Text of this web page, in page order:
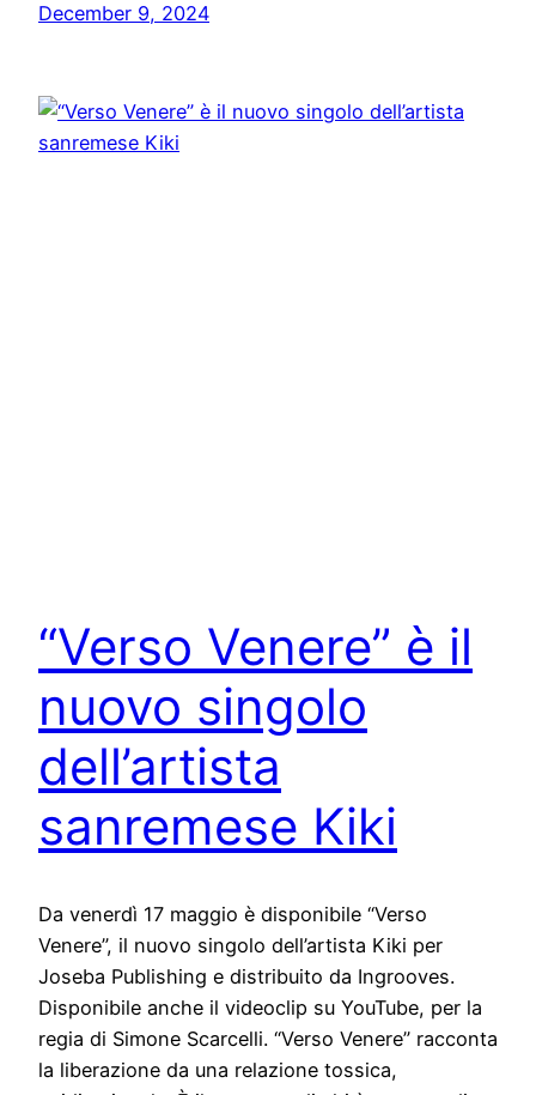
December 9, 2024
“Verso Venere” è il
nuovo singolo
dell’artista
sanremese Kiki
Da venerdì 17 maggio è disponibile “Verso
Venere”, il nuovo singolo dell’artista Kiki per
Joseba Publishing e distribuito da Ingrooves.
Disponibile anche il videoclip su YouTube, per la
regia di Simone Scarcelli. “Verso Venere” racconta
la liberazione da una relazione tossica,